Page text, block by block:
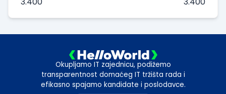
Okupljamo IT zajednicu, podižemo
transparentnost domaćeg IT tržišta rada i
efikasno spajamo kandidate i poslodavce.